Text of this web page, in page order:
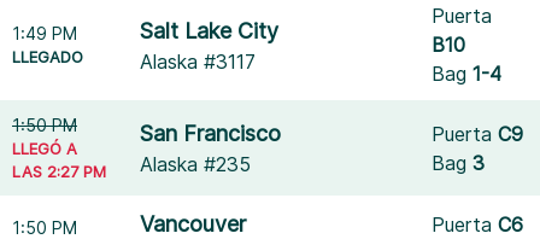
1:49 PM
LLEGADO
Salt Lake City
Alaska #3117
Puerta
B10
Bag1-4
1:50 PM
LLEGÓ A
LAS 2:27 PM
San Francisco
Alaska #235
PuertaC9
Bag3
1:50 PM Vancouver PuertaC6